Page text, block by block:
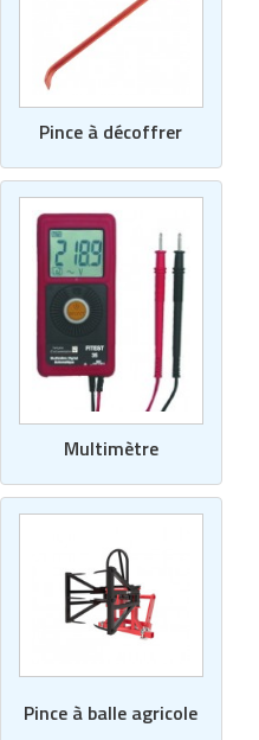
Pince à décoffrer
Multimètre
Pince à balle agricole